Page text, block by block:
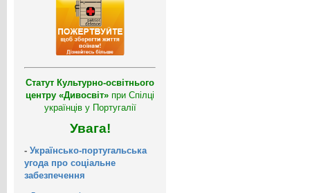
Статут Культурно-освітнього
центру «Дивосвіт» при Спілці
українців у Португалії
Увага!
- Українсько-португальська
угода про соціальне
забезпечення